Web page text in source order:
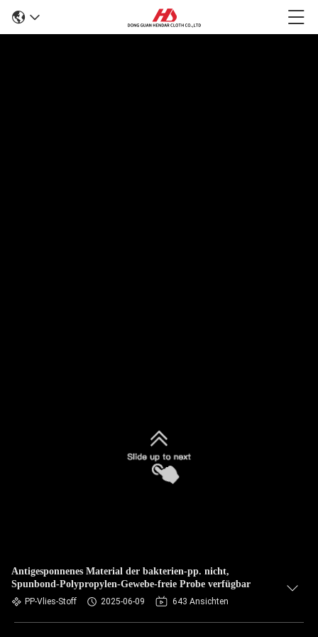
Antigesponnenes Material der bakterien-pp. nicht,
Spunbond-Polypropylen-Gewebe-freie Probe verfügbar
PP-Vlies-Stoff 2025-06-09 643 Ansichten